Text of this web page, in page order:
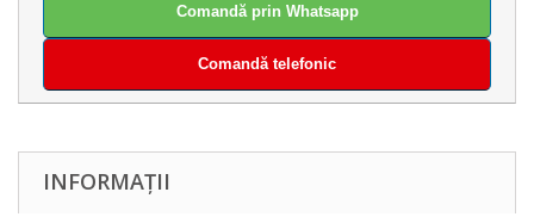
Comandă prin Whatsapp
Comandă telefonic
INFORMAȚII